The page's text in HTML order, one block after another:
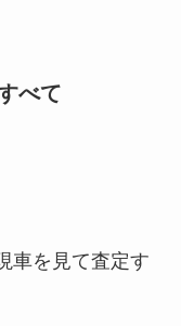
べて
車を見て査定す